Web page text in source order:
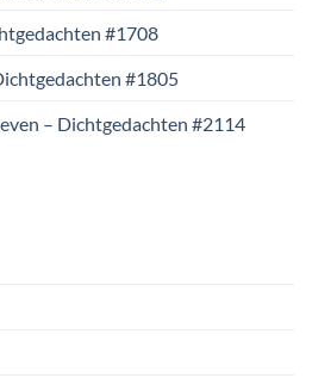
#1708
#1805
– Dichtgedachten #2114